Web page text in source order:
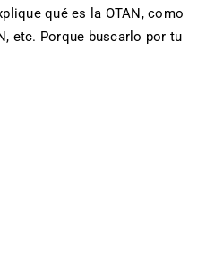
qué es la OTAN, como
etc. Porque buscarlo por tu